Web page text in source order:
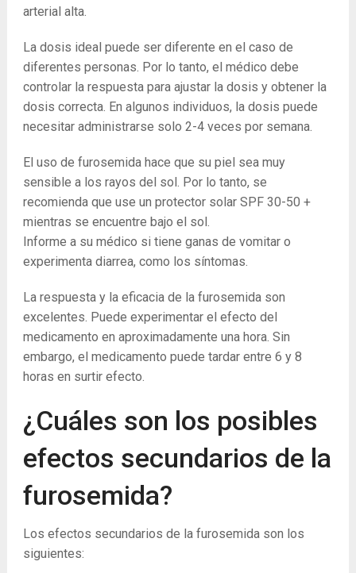
arterial alta.
La dosis ideal puede ser diferente en el caso de
diferentes personas. Por lo tanto, el médico debe
controlar la respuesta para ajustar la dosis y obtener la
dosis correcta. En algunos individuos, la dosis puede
necesitar administrarse solo 2-4 veces por semana.
El uso de furosemida hace que su piel sea muy
sensible a los rayos del sol. Por lo tanto, se
recomienda que use un protector solar SPF 30-50 +
mientras se encuentre bajo el sol.
Informe a su médico si tiene ganas de vomitar o
experimenta diarrea, como los síntomas.
La respuesta y la eficacia de la furosemida son
excelentes. Puede experimentar el efecto del
medicamento en aproximadamente una hora. Sin
embargo, el medicamento puede tardar entre 6 y 8
horas en surtir efecto.
¿Cuáles son los posibles
efectos secundarios de la
furosemida?
Los efectos secundarios de la furosemida son los
siguientes: